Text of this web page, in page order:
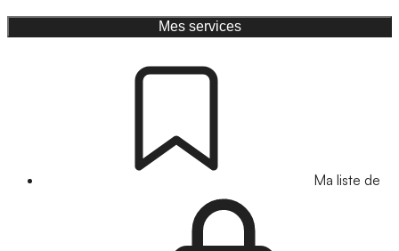
Mes services
Ma liste de